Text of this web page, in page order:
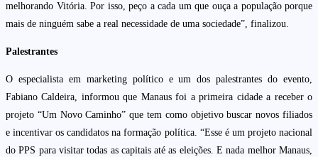
melhorando Vitória. Por isso, peço a cada um que ouça a população porque
mais de ninguém sabe a real necessidade de uma sociedade”, finalizou.
Palestrantes
O especialista em marketing político e um dos palestrantes do evento,
Fabiano Caldeira, informou que Manaus foi a primeira cidade a receber o
projeto “Um Novo Caminho” que tem como objetivo buscar novos filiados
e incentivar os candidatos na formação política. “Esse é um projeto nacional
do PPS para visitar todas as capitais até as eleições. E nada melhor Manaus,